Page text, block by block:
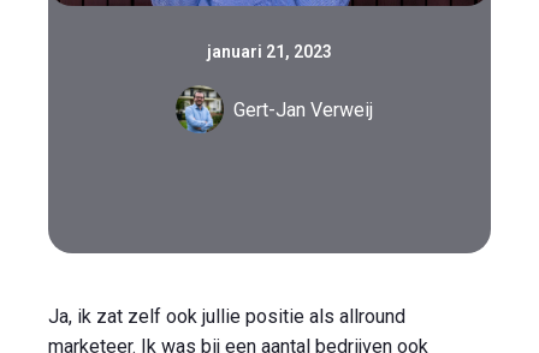
januari 21, 2023
Gert-Jan Verweij
Ja, ik zat zelf ook jullie positie als allround
marketeer. Ik was bij een aantal bedrijven ook